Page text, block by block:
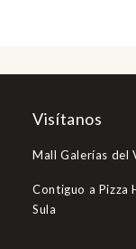
Visítanos
Mall Galerías del
Contiguo a Pizza
Sula